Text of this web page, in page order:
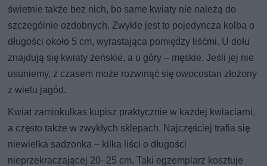
świetnie także bez nich, bo same kwiaty nie należą do
szczególnie ozdobnych. Zwykle jest to pojedyncza kolba o
długości około 5 cm, wyrastająca pomiędzy liśćmi. U dołu
znajdują się kwiaty żeńskie, a u góry – męskie. Jeśli jej nie
usuniemy, z czasem może rozwinąć się owocostan złożony
z wielu jagód.
Kwiat zamiokulkas kupisz praktycznie w każdej kwiaciarni,
a często także w zwykłych sklepach. Najczęściej trafia się
niewielka sadzonka – kilka liści o długości
nieprzekraczającej 20–25 cm. Taki egzemplarz kosztuje